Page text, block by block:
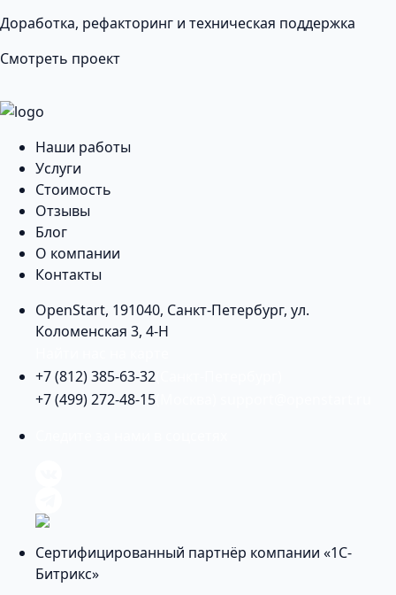
Доработка, рефакторинг и техническая поддержка
Смотреть проект
Наши работы
Услуги
Стоимость
Отзывы
Блог
О компании
Контакты
OpenStart, 191040, Санкт-Петербург, ул.
Коломенская 3, 4-Н
+7 (812) 385-63-32
+7 (499) 272-48-15
Сертифицированный партнёр компании «1С-
Битрикс»